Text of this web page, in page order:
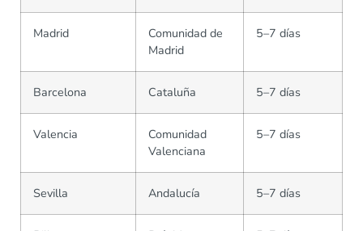
Madrid
Comunidad de
Madrid
5–7 días
Barcelona Cataluña 5–7 días
Valencia
Comunidad
Valenciana
5–7 días
Sevilla Andalucía 5–7 días